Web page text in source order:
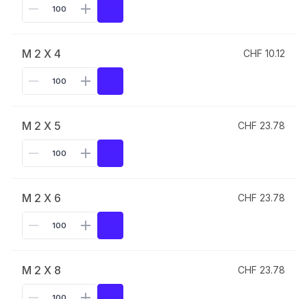
M 2 X 4 CHF 10.12
M 2 X 5 CHF 23.78
M 2 X 6 CHF 23.78
M 2 X 8 CHF 23.78